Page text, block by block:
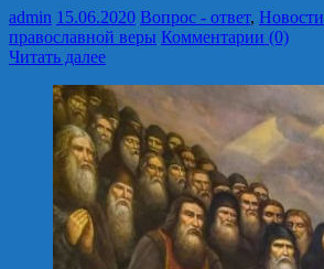
admin 15.06.2020 Вопрос - ответ, Новости
православной веры Комментарии (0)
Читать далее